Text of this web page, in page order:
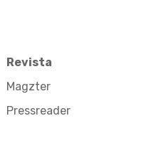
Revista
Magzter
Pressreader